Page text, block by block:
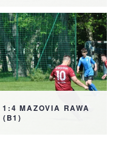
MAZOVIA RAWA
(B1)